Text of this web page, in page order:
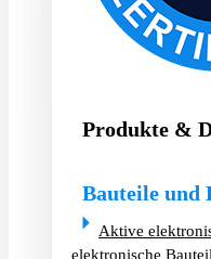
Produkte &
Bauteile und
Aktive
elektronische